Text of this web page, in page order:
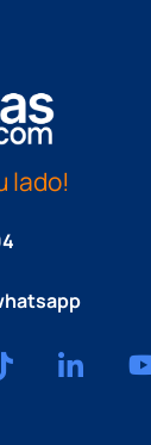
lado!